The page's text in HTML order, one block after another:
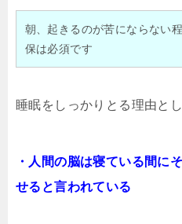
朝、起きるのが苦にならない
保は必須です
睡眠をしっかりとる理由と
・人間の脳は寝ている間に
せると言われている